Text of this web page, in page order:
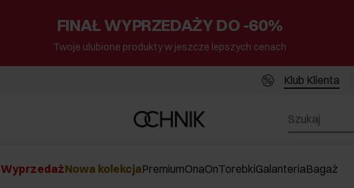
FINAŁ WYPRZEDAŻY DO -60%
Twoje ulubione produkty w jeszcze lepszych cenach
Klub Klienta
WyprzedażNowa kolekcjaPremiumOnaOnTorebkiGalanteriaBagaż